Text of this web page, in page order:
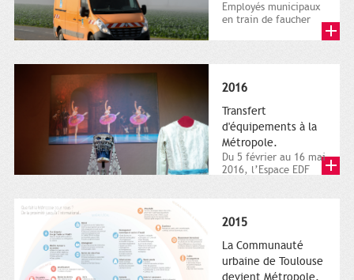
Employés municipaux
en train de faucher
2016
Transfert
d'équipements à la
Métropole.
Du 5 février au 16 mai
2016, l’Espace EDF
2015
La Communauté
urbaine de Toulouse
devient Métropole.